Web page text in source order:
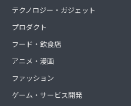
テクノロジー・ガジェット
プロダクト
フード・飲食店
アニメ・漫画
ファッション
ゲーム・サービス開発